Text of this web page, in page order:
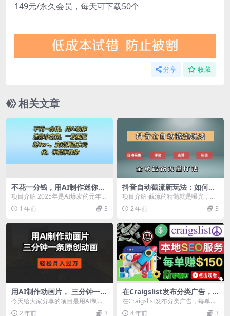
149元/永久会员，每天可下载50个
分享 收藏
相关文章
不花一分钱，用AI制作迷你小
宠物，一张图涨粉1w+，变现
渠道多元化，手把手教你
项目介绍 2025年是AI爆发的元年，
不仅有了多种玩法，更是能用AI解
决不少难题...
1 年前 3
抖音自动截流新玩法：如何利
用软件自动化采集、评论、点
赞，实现抖音精准截流？
项目介绍 截流的精髓就是曝光，让
你的信息引起更多人的注意。曝光
多了，就能让更多人...
2 年前 3
用AI制作动画片， 三分钟一条
原创动画，轻松月入过万
今天给大家分享的项目是用AI制作
动画片， 三分钟一条原创动画，轻
2 年前 3
在Craigslist发布分类广告，
每单提成150美元 - 免费的联
盟营销模式
在Craigslist发布分类广告，每单提
成150美元 - 免费的联盟营销模
4 年前 3